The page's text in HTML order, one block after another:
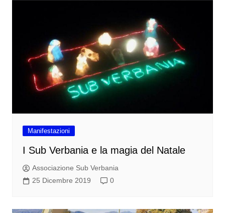
Manifestazioni
I Sub Verbania e la magia del Natale
Associazione Sub Verbania
25 Dicembre 2019
0